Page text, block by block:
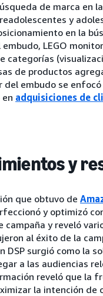
de marca en
y
en la
LEGO
categorías
de productos
embudo se
adquisiciones de
y
que obtuvo de
y optimizó
campaña y reveló
al éxito de la
DSP surgió como la
a las audiencias
reveló que la
la intención de